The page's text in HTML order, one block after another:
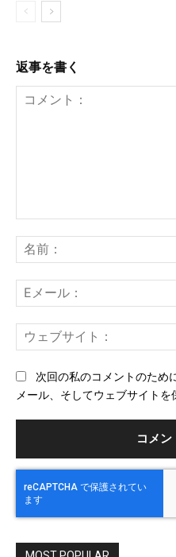
返事を書く
ン
ト：
次回の私のコメントのため
メール、そしてウェブサイトを